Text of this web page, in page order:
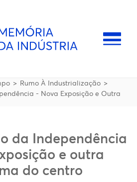
Rumo À Industrialização
- Nova Exposição e Outra
da Independência
e outra
do centro